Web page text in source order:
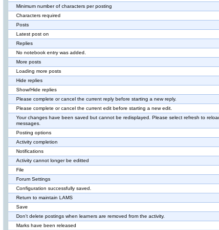
Minimum number of characters per posting
Characters required
Posts
Latest post on
Replies
No notebook entry was added.
More posts
Loading more posts
Hide replies
Show/Hide replies
Please complete or cancel the current reply before starting a new reply.
Please complete or cancel the current edit before starting a new edit.
Your changes have been saved but cannot be redisplayed. Please select refresh to
messages.
Posting options
Activity completion
Notifications
Activity cannot longer be editted
File
Forum Settings
Configuration successfully saved.
Return to maintain LAMS
Save
Don't delete postings when learners are removed from the activity.
Marks have been released